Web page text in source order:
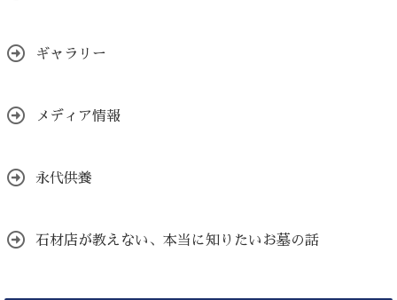
ギャラリー
メディア情報
永代供養
石材店が教えない、本当に知りたいお墓の話